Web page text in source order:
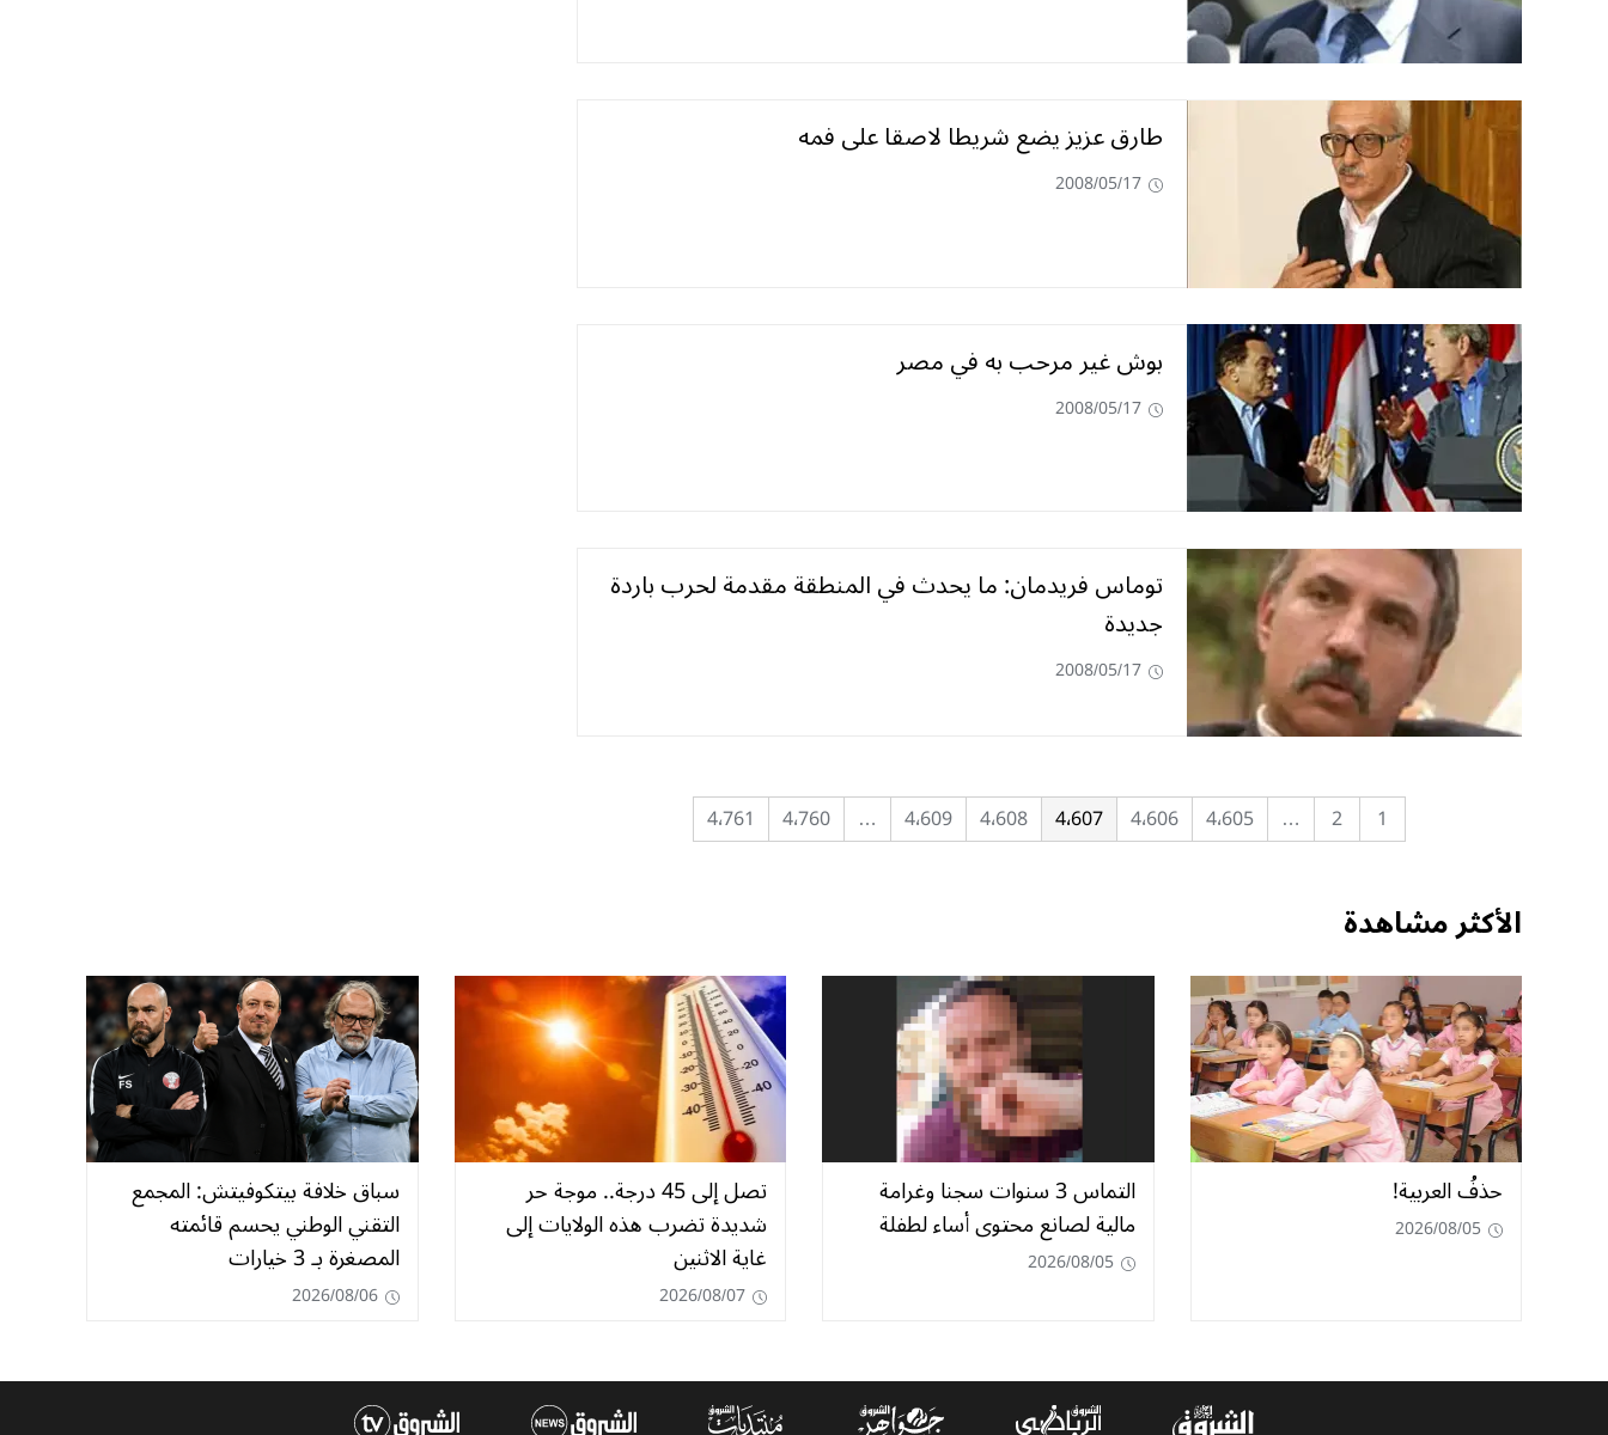
طارق عزيز يضع شريطا لاصقا على فمه
2008/05/17
بوش غير مرحب به في مصر
2008/05/17
توماس فريدمان: ما يحدث في المنطقة مقدمة لحرب باردة
جديدة
2008/05/17
1
2
… 4٬605 4٬606 4٬607 4٬608 4٬609 … 4٬760 4٬761
الأكثر مشاهدة
حذفُ العربية!
2026/08/05
التماس 3 سنوات سجنا وغرامة
مالية لصانع محتوى أساء لطفلة
2026/08/05
تصل إلى 45 درجة.. موجة حر
شديدة تضرب هذه الولايات إلى
غاية الاثنين
2026/08/07
سباق خلافة بيتكوفيتش: المجمع
التقني الوطني يحسم قائمته
المصغرة بـ 3 خيارات
2026/08/06